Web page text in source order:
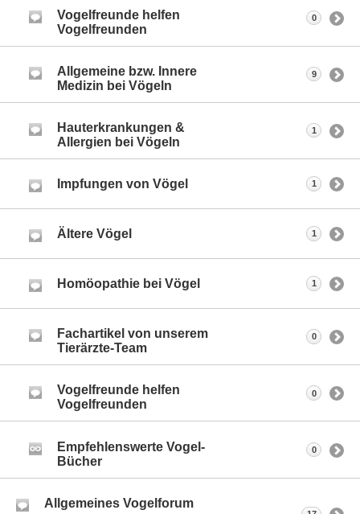
Vogelfreunde helfen
Vogelfreunden
0
Allgemeine bzw. Innere
Medizin bei Vögeln
9
Hauterkrankungen &
Allergien bei Vögeln
1
Impfungen von Vögel 1
Ältere Vögel 1
Homöopathie bei Vögel 1
Fachartikel von unserem
Tierärzte-Team
0
Vogelfreunde helfen
Vogelfreunden
0
Empfehlenswerte Vogel-
Bücher
0
Allgemeines Vogelforum